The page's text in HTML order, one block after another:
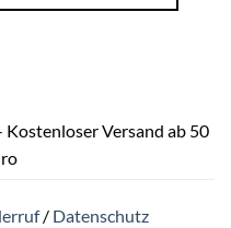
Kostenloser Versand ab 50
/ Datenschutz